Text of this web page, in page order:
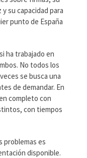
su capacidad para
punto de España
ha trabajado en
No todos los
se busca una
de demandar. En
completo con
con tiempos
problemas es
disponible.